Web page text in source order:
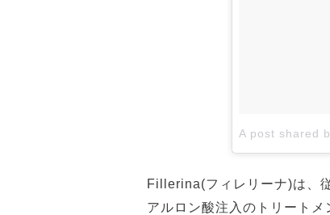
Fillerina(フィレリーナ)は、
アルロン酸注入のトリート